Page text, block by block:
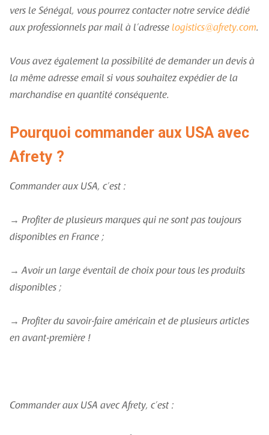
vers le Sénégal, vous pourrez contacter notre service dédié
aux professionnels par mail à l’adresse logistics@afrety.com.
Vous avez également la possibilité de demander un devis à
la même adresse email si vous souhaitez expédier de la
marchandise en quantité conséquente.
Pourquoi commander aux USA avec
Afrety ?
Commander aux USA, c’est :
→ Profiter de plusieurs marques qui ne sont pas toujours
disponibles en France ;
→ Avoir un large éventail de choix pour tous les produits
disponibles ;
→ Profiter du savoir-faire américain et de plusieurs articles
en avant-première !
Commander aux USA avec Afrety, c’est :